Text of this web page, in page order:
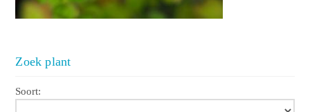
Zoek plant
Soort: